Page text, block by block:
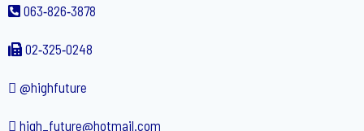
063-826-3878
02-325-0248
@highfuture